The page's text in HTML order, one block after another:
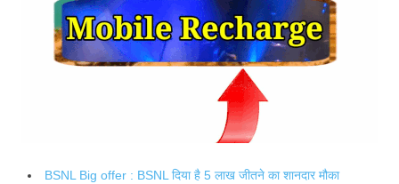
BSNL Big offer : BSNL दिया है 5 लाख जीतने का शानदार मौका